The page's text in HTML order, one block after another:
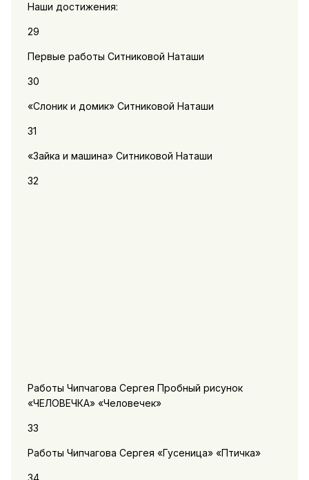
Наши достижения:
29
Первые работы Ситниковой Наташи
30
«Слоник и домик» Ситниковой Наташи
31
«Зайка и машина» Ситниковой Наташи
32
Работы Чипчагова Сергея Пробный рисунок
«ЧЕЛОВЕЧКА» «Человечек»
33
Работы Чипчагова Сергея «Гусеница» «Птичка»
34